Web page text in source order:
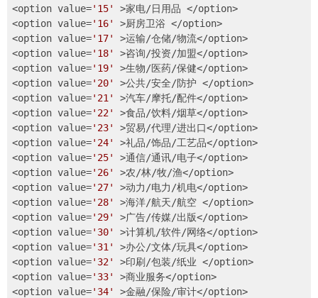
<option value='15'
>家电/日用品 </option>
<option value='16'
>厨房卫浴 </option>
<option value='17'
>运输/仓储/物流</option>
<option value='18'
>咨询/投资/加盟</option>
<option value='19'
>生物/医药/保健</option>
<option value='20'
>公共/安全/防护 </option>
<option value='21'
>汽车/摩托/配件</option>
<option value='22'
>食品/饮料/烟草</option>
<option value='23'
>贸易/代理/进出口</option>
<option value='24'
>礼品/饰品/工艺品</option>
<option value='25'
>通信/通讯/电子</option>
<option value='26'
>农/林/牧/渔</option>
<option value='27'
>动力/电力/机电</option>
<option value='28'
>海洋/航天/航空 </option>
<option value='29'
>广告/传媒/出版</option>
<option value='30'
>计算机/软件/网络</option>
<option value='31'
>办公/文体/玩具</option>
<option value='32'
>印刷/包装/纸业 </option>
<option value='33'
>商业服务</option>
<option value='34'
>金融/保险/审计</option>